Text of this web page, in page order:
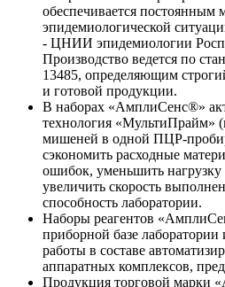
обеспечивается постоянным
эпидемиологической
- ЦНИИ эпидемиологии
Производство ведется по
13485, определяющим
и готовой продукции.
В наборах «АмплиСенс®»
технология «МультиПрайм»
мишеней в одной ПЦР-
сэкономить расходные
ошибок, уменьшить
увеличить скорость
способность лаборатории.
Наборы реагентов
приборной базе
работы в составе
аппаратных комплексов,
Продукция торговой марки